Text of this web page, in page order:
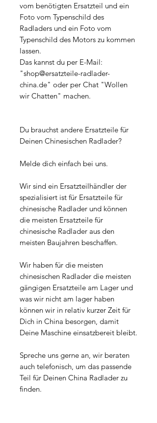
vom benötigten Ersatzteil und ein
Foto vom Typenschild des
Radladers und ein Foto vom
Typenschild des Motors zu kommen
lassen.
Das kannst du per E-Mail:
"shop@ersatzteile-radlader-
china.de" oder per Chat "Wollen
wir Chatten" machen.
Du brauchst andere Ersatzteile für
Deinen Chinesischen Radlader?
Melde dich einfach bei uns.
Wir sind ein Ersatzteilhändler der
spezialisiert ist für Ersatzteile für
chinesische Radlader und können
die meisten Ersatzteile für
chinesische Radlader aus den
meisten Baujahren beschaffen.
Wir haben für die meisten
chinesischen Radlader die meisten
gängigen Ersatzteile am Lager und
was wir nicht am lager haben
können wir in relativ kurzer Zeit für
Dich in China besorgen, damit
Deine Maschine einsatzbereit bleibt.
Spreche uns gerne an, wir beraten
auch telefonisch, um das passende
Teil für Deinen China Radlader zu
finden.